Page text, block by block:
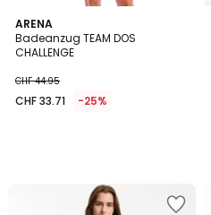
ARENA
Badeanzug TEAM DOS
CHALLENGE
CHF 44.95
CHF 33.71 -25%